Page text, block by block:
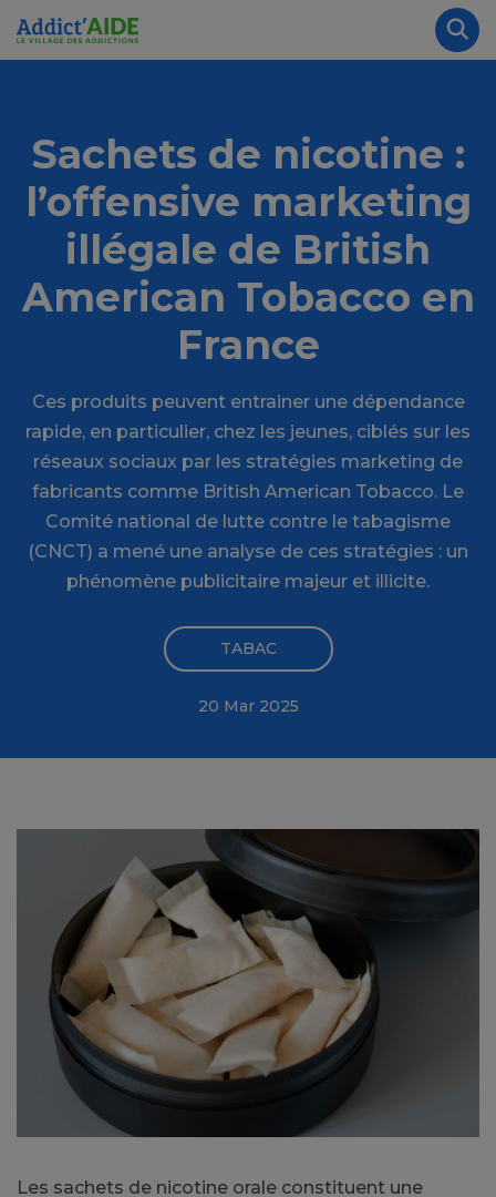
Aller au contenu principal
Sachets de nicotine :
l’offensive marketing
illégale de British
American Tobacco en
France
Ces produits peuvent entrainer une dépendance
rapide, en particulier, chez les jeunes, ciblés sur les
réseaux sociaux par les stratégies marketing de
fabricants comme British American Tobacco. Le
Comité national de lutte contre le tabagisme
(CNCT) a mené une analyse de ces stratégies : un
phénomène publicitaire majeur et illicite.
TABAC
20 Mar 2025
Les sachets de nicotine orale constituent une
Panneau de gestion des cookies